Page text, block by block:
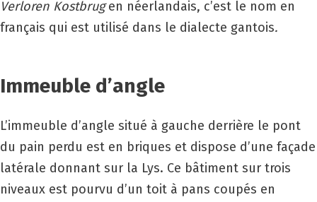
Verloren Kostbrugen néerlandais, c’est le nom en
français qui est utilisé dans le dialecte gantois.
Immeuble d’angle
L’immeuble d’angle situé à gauche derrière le pont
du pain perdu est en briques et dispose d’une façade
latérale donnant sur la Lys. Ce bâtiment sur trois
niveaux est pourvu d’un toit à pans coupés en